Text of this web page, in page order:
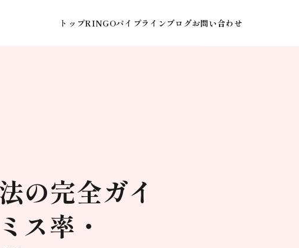
トップRINGOパイプライン ブログお問い合わせ
の完全ガイ
ス率・